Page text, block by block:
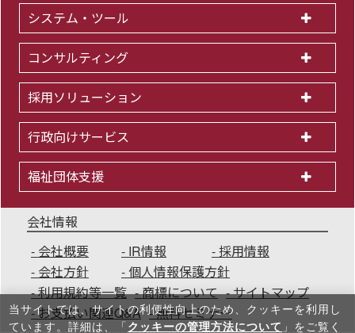
システム・ツール
コンサルティング
採用ソリューション
行政向けサービス
福祉団体支援
会社情報
会社概要
IR情報
採用情報
会社方針
個人情報保護方針
利用規約等一覧
商標について
サイトマップ
お支払い関連Q&A
無料セミナー
当サイトでは、サイトの利便性向上のため、クッキーを利⽤し
ています。詳細は、「 クッキーの管理方法について 」をご覧く